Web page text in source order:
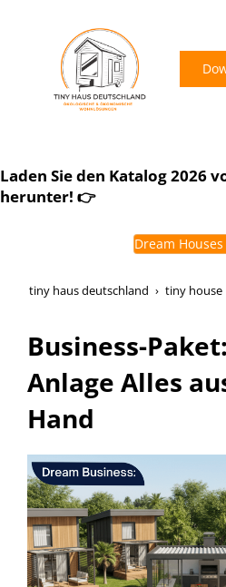
Dream Houses Perfection
Laden Sie den Katalog 2026
herunter! 👉
Dream
tiny haus deutschland tiny house
Business-
Anlage Alles
Hand